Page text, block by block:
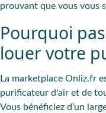
prouvant que vous vous
Pourquoi
louer votre
La marketplace Onliz.fr
purificateur d'air et de
Vous bénéficiez d’un